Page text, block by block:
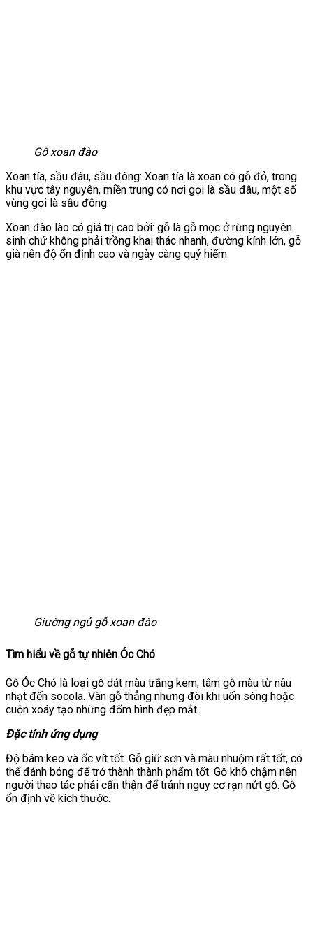
Gỗ xoan đào
Xoan tía, sầu đâu, sầu đông: Xoan tía là xoan có gỗ đỏ, trong
khu vực tây nguyên, miền trung có nơi gọi là sầu đâu, một số
vùng gọi là sầu đông.
Xoan đào lào có giá trị cao bởi: gỗ là gỗ mọc ở rừng nguyên
sinh chứ không phải trồng khai thác nhanh, đường kính lớn, gỗ
già nên độ ổn định cao và ngày càng quý hiếm.
Giường ngủ gỗ xoan đào
Tìm hiểu về gỗ tự nhiên Óc Chó
Gỗ Óc Chó là loại gỗ dát màu trắng kem, tâm gỗ màu từ nâu
nhạt đến socola. Vân gỗ thẳng nhưng đôi khi uốn sóng hoặc
cuộn xoáy tạo những đốm hình đẹp mắt.
Đặc tính ứng dụng
Độ bám keo và ốc vít tốt. Gỗ giữ sơn và màu nhuộm rất tốt, có
thể đánh bóng để trở thành thành phẩm tốt. Gỗ khô chậm nên
người thao tác phải cẩn thận để tránh nguy cơ rạn nứt gỗ. Gỗ
ổn định về kích thước.